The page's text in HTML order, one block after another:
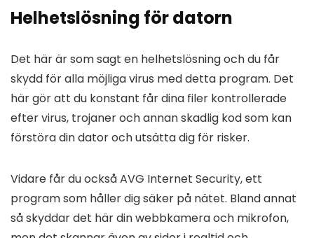
Helhetslösning för datorn
Det här är som sagt en helhetslösning och du får
skydd för alla möjliga virus med detta program. Det
här gör att du konstant får dina filer kontrollerade
efter virus, trojaner och annan skadlig kod som kan
förstöra din dator och utsätta dig för risker.
Vidare får du också AVG Internet Security, ett
program som håller dig säker på nätet. Bland annat
så skyddar det här din webbkamera och mikrofon,